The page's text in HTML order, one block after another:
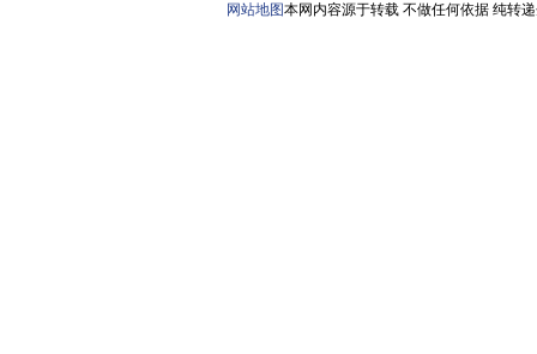
网站地图本网内容源于转载 不做任何依据 纯转